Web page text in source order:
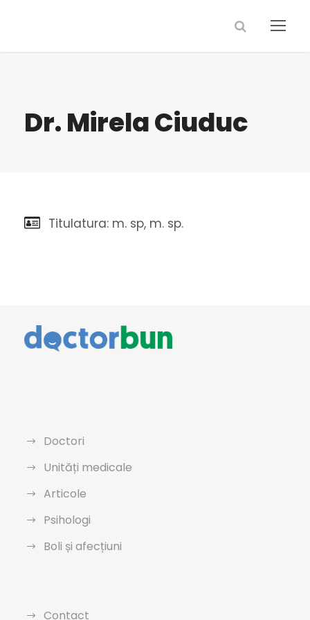
Dr. Mirela Ciuduc
Titulatura: m. sp, m. sp.
Doctori
Unități medicale
Articole
Psihologi
Boli și afecțiuni
Contact